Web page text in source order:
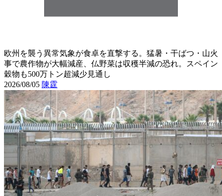
欧州を襲う異常気象が食卓を直撃する。猛暑・干ばつ・山火
事で農作物が大幅減産、仏野菜は収穫半減の恐れ。スペイン
穀物も500万トン超減少見通し
2026/08/05 陳霆